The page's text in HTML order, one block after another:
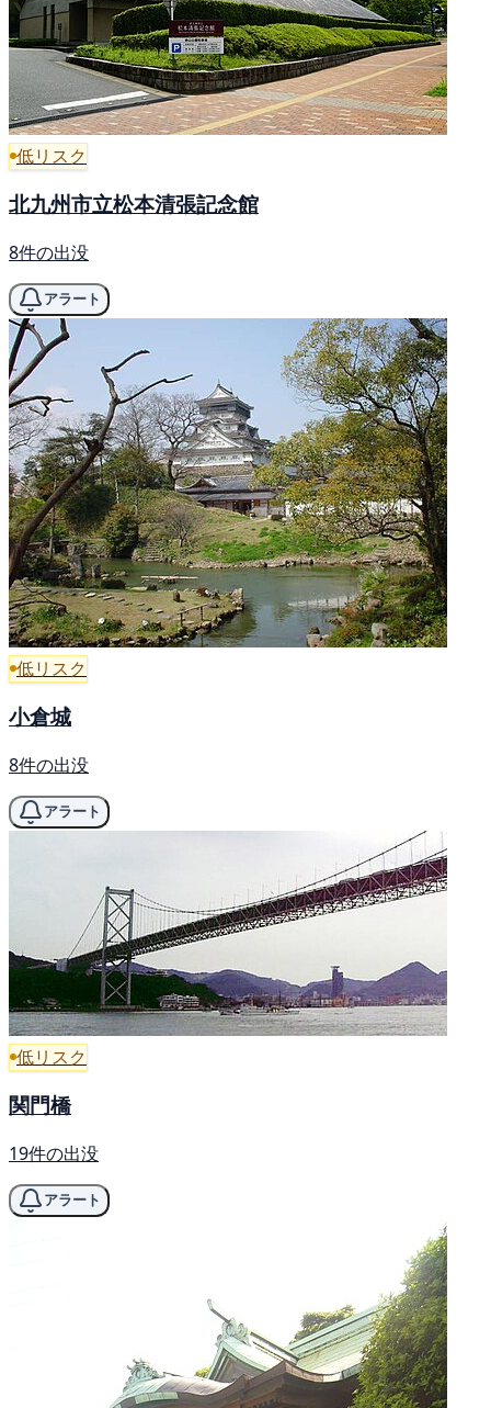
低リスク
北九州市立松本清張記念館
8件の出没
アラート
低リスク
小倉城
8件の出没
アラート
低リスク
関門橋
19件の出没
アラート